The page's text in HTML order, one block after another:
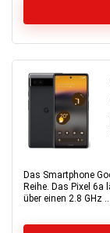
Das Smartphone
Reihe. Das Pixel
über einen 2.8 GHz ...